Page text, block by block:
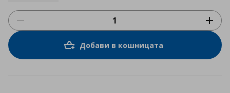
Добави в кошницата